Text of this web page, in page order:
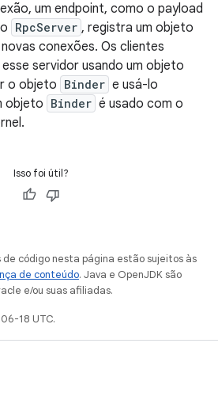
um endpoint, como o payload
RpcServer , registra um objeto
conexões. Os clientes
servidor usando um objeto
o objeto Binder e usá-lo
objeto Binder é usado com o
Isso foi útil?
de código nesta página estão sujeitos às
de conteúdo. Java e OpenJDK são
e/ou suas afiliadas.
18 UTC.